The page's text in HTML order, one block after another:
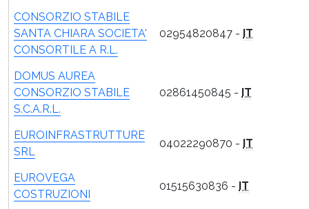
CONSORZIO STABILE
SANTA CHIARA SOCIETA'
CONSORTILE A R.L.
02954820847 - IT
DOMUS AUREA
CONSORZIO STABILE
S.C.A.R.L.
02861450845 - IT
EUROINFRASTRUTTURE
SRL
04022290870 - IT
EUROVEGA
COSTRUZIONI
01515630836 - IT